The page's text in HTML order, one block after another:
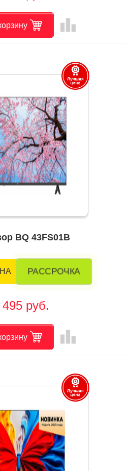
leaderboard
BQ 43FS01B
РАССРОЧКА
руб.
leaderboard